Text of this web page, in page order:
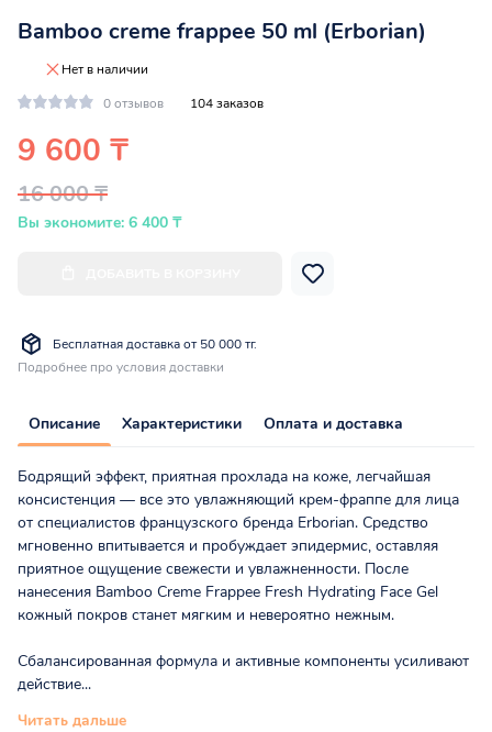
Bamboo creme frappee 50 ml (Erborian)
Нет в наличии
0 отзывов
104 заказов
9 600 ₸
16 000 ₸
Вы экономите: 6 400 ₸
Бесплатная доставка от 50 000 тг.
Подробнее про условия доставки
Описание Характеристики Оплата и доставка
Бодрящий эффект, приятная прохлада на коже, легчайшая
консистенция — все это увлажняющий крем-фраппе для лица
от специалистов французского бренда Erborian. Средство
мгновенно впитывается и пробуждает эпидермис, оставляя
приятное ощущение свежести и увлажненности. После
нанесения Bamboo Creme Frappee Fresh Hydrating Face Gel
кожный покров станет мягким и невероятно нежным.
Сбалансированная формула и активные компоненты усиливают
действие...
Читать дальше